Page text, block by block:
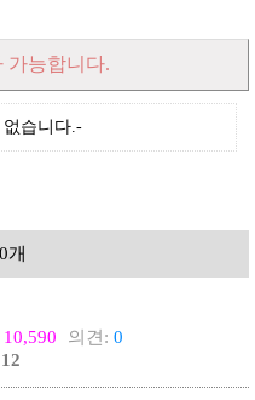
가능합니다.
습니다.-
개
10,590 의견: 0